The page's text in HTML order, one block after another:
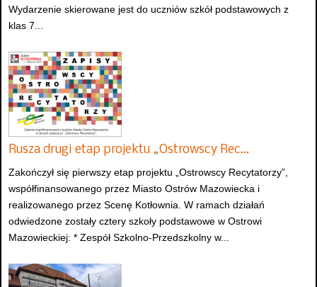
Wydarzenie skierowane jest do uczniów szkół podstawowych z
klas 7...
Rusza drugi etap projektu „Ostrowscy Rec…
Zakończył się pierwszy etap projektu „Ostrowscy Recytatorzy”,
współfinansowanego przez Miasto Ostrów Mazowiecka i
realizowanego przez Scenę Kotłownia. W ramach działań
odwiedzone zostały cztery szkoły podstawowe w Ostrowi
Mazowieckiej: * Zespół Szkolno-Przedszkolny w...